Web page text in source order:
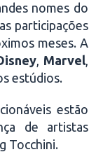
nomes do
participações
meses. A
, Marvel,
estúdios.
estão
de artistas
Tocchini.